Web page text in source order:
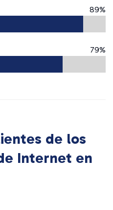
89%
79%
de los
Internet en